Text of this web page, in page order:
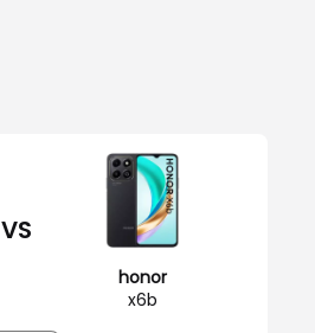
VS
honor
x6b